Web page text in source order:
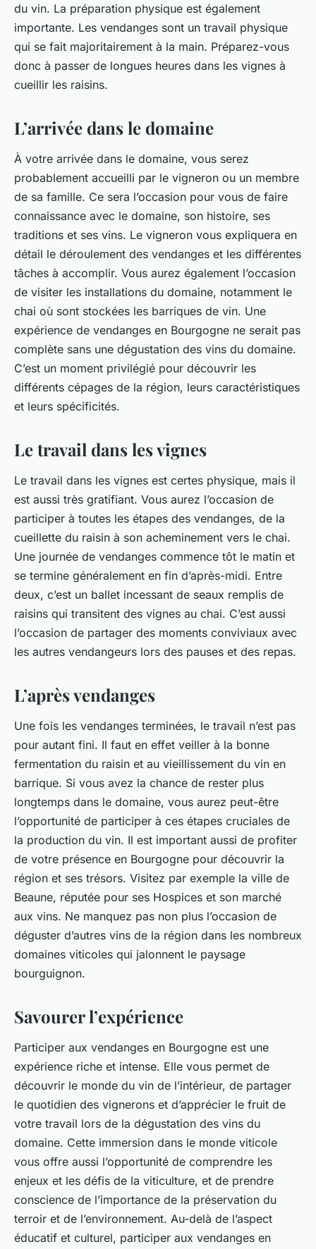
du vin. La préparation physique est également
importante. Les vendanges sont un travail physique
qui se fait majoritairement à la main. Préparez-vous
donc à passer de longues heures dans les vignes à
cueillir les raisins.
L’arrivée dans le domaine
À votre arrivée dans le domaine, vous serez
probablement accueilli par le vigneron ou un membre
de sa famille. Ce sera l’occasion pour vous de faire
connaissance avec le domaine, son histoire, ses
traditions et ses vins. Le vigneron vous expliquera en
détail le déroulement des vendanges et les différentes
tâches à accomplir. Vous aurez également l’occasion
de visiter les installations du domaine, notamment le
chai où sont stockées les barriques de vin. Une
expérience de vendanges en Bourgogne ne serait pas
complète sans une dégustation des vins du domaine.
C’est un moment privilégié pour découvrir les
différents cépages de la région, leurs caractéristiques
et leurs spécificités.
Le travail dans les vignes
Le travail dans les vignes est certes physique, mais il
est aussi très gratifiant. Vous aurez l’occasion de
participer à toutes les étapes des vendanges, de la
cueillette du raisin à son acheminement vers le chai.
Une journée de vendanges commence tôt le matin et
se termine généralement en fin d’après-midi. Entre
deux, c’est un ballet incessant de seaux remplis de
raisins qui transitent des vignes au chai. C’est aussi
l’occasion de partager des moments conviviaux avec
les autres vendangeurs lors des pauses et des repas.
L’après vendanges
Une fois les vendanges terminées, le travail n’est pas
pour autant fini. Il faut en effet veiller à la bonne
fermentation du raisin et au vieillissement du vin en
barrique. Si vous avez la chance de rester plus
longtemps dans le domaine, vous aurez peut-être
l’opportunité de participer à ces étapes cruciales de
la production du vin. Il est important aussi de profiter
de votre présence en Bourgogne pour découvrir la
région et ses trésors. Visitez par exemple la ville de
Beaune, réputée pour ses Hospices et son marché
aux vins. Ne manquez pas non plus l’occasion de
déguster d’autres vins de la région dans les nombreux
domaines viticoles qui jalonnent le paysage
bourguignon.
Savourer l’expérience
Participer aux vendanges en Bourgogne est une
expérience riche et intense. Elle vous permet de
découvrir le monde du vin de l’intérieur, de partager
le quotidien des vignerons et d’apprécier le fruit de
votre travail lors de la dégustation des vins du
domaine. Cette immersion dans le monde viticole
vous offre aussi l’opportunité de comprendre les
enjeux et les défis de la viticulture, et de prendre
conscience de l’importance de la préservation du
terroir et de l’environnement. Au-delà de l’aspect
éducatif et culturel, participer aux vendanges en